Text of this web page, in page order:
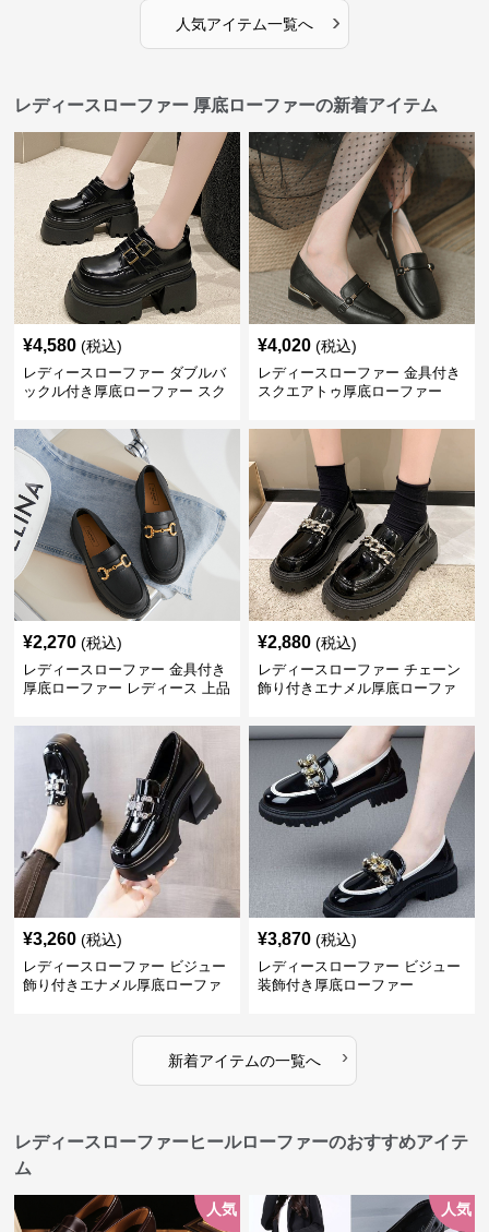
人気アイテム一覧へ ›
レディースローファー 厚底ローファーの新着アイテム
¥4,580 (税込)
レディースローファー ダブルバ
ックル付き厚底ローファー スク
¥4,020 (税込)
レディースローファー 金具付き
スクエアトゥ厚底ローファー
¥2,270 (税込)
レディースローファー 金具付き
厚底ローファー レディース 上品
¥2,880 (税込)
レディースローファー チェーン
飾り付きエナメル厚底ローファ
¥3,260 (税込)
レディースローファー ビジュー
飾り付きエナメル厚底ローファ
¥3,870 (税込)
レディースローファー ビジュー
装飾付き厚底ローファー
新着アイテムの一覧へ ›
レディースローファーヒールローファーのおすすめアイテ
ム
人気 人気